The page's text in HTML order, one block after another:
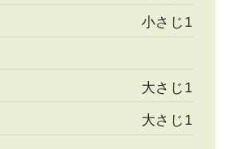
小さじ1
大さじ1
大さじ1